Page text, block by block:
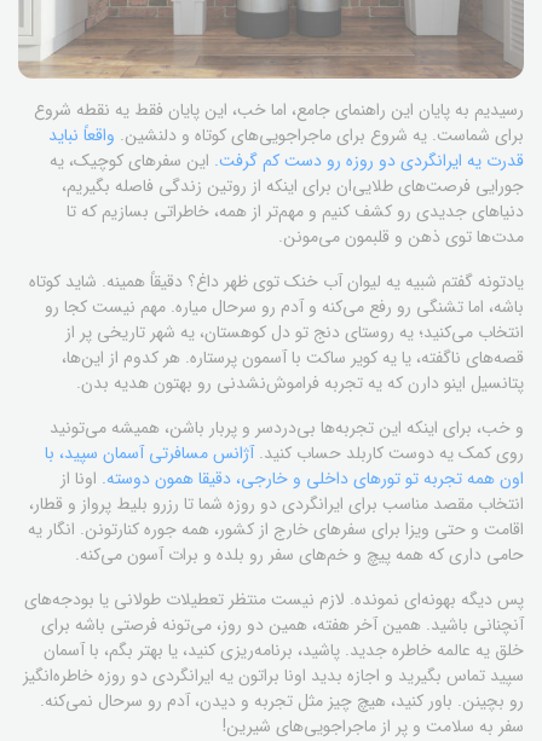
رسیدیم به پایان این راهنمای جامع، اما خب، این پایان فقط یه نقطه شروع
برای شماست. یه شروع برای ماجراجویی‌های کوتاه و دلنشین. واقعاً نباید
قدرت یه ایرانگردی دو روزه رو دست کم گرفت. این سفرهای کوچیک، یه
جورایی فرصت‌های طلایی‌ان برای اینکه از روتین زندگی فاصله بگیریم،
دنیاهای جدیدی رو کشف کنیم و مهم‌تر از همه، خاطراتی بسازیم که تا
مدت‌ها توی ذهن و قلبمون می‌مونن.
یادتونه گفتم شبیه یه لیوان آب خنک توی ظهر داغ؟ دقیقاً همینه. شاید کوتاه
باشه، اما تشنگی رو رفع می‌کنه و آدم رو سرحال میاره. مهم نیست کجا رو
انتخاب می‌کنید؛ یه روستای دنج تو دل کوهستان، یه شهر تاریخی پر از
قصه‌های ناگفته، یا یه کویر ساکت با آسمون پرستاره. هر کدوم از این‌ها،
پتانسیل اینو دارن که یه تجربه فراموش‌نشدنی رو بهتون هدیه بدن.
و خب، برای اینکه این تجربه‌ها بی‌دردسر و پربار باشن، همیشه می‌تونید
روی کمک یه دوست کاربلد حساب کنید.آژانس مسافرتی آسمان سپید، با
اون همه تجربه تو تورهای داخلی و خارجی، دقیقا همون دوسته. اونا از
انتخاب مقصد مناسب برای ایرانگردی دو روزه شما تا رزرو بلیط پرواز و قطار،
اقامت و حتی ویزا برای سفرهای خارج از کشور، همه جوره کنارتونن. انگار یه
حامی داری که همه پیچ و خم‌های سفر رو بلده و برات آسون می‌کنه.
پس دیگه بهونه‌ای نمونده. لازم نیست منتظر تعطیلات طولانی یا بودجه‌های
آنچنانی باشید. همین آخر هفته، همین دو روز، می‌تونه فرصتی باشه برای
خلق یه عالمه خاطره جدید. پاشید، برنامه‌ریزی کنید، یا بهتر بگم، با آسمان
سپید تماس بگیرید و اجازه بدید اونا براتون یه ایرانگردی دو روزه خاطره‌انگیز
رو بچینن. باور کنید، هیچ چیز مثل تجربه و دیدن، آدم رو سرحال نمی‌کنه.
سفر به سلامت و پر از ماجراجویی‌های شیرین!